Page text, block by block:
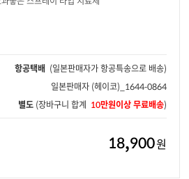
항공택배 (일본판매자가 항공특송으로 배송)
일본판매자 (헤이코)_1644-0864
별도 (장바구니 합계 10만원이상 무료배송)
18,900원